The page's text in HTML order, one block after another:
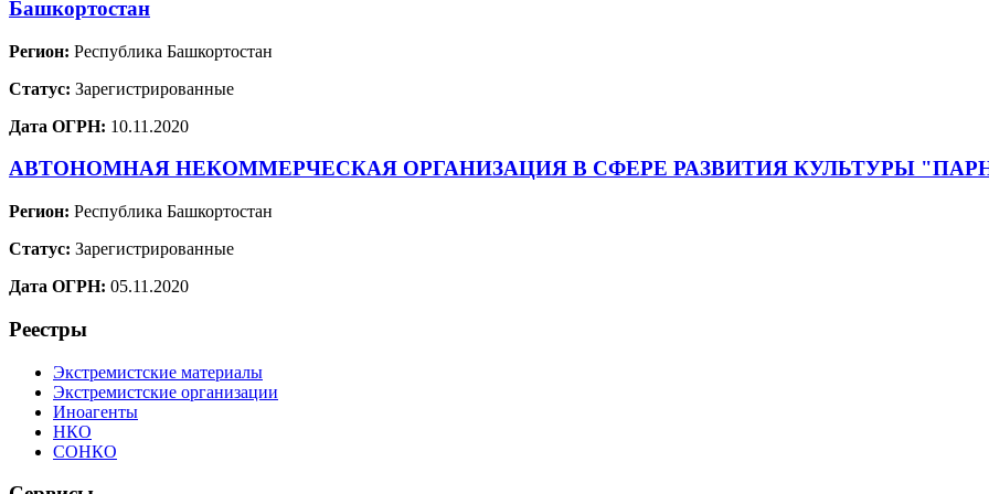
Башкортостан
Регион: Республика Башкортостан
Статус: Зарегистрированные
Дата ОГРН: 10.11.2020
АВТОНОМНАЯ НЕКОММЕРЧЕСКАЯ ОРГАНИЗАЦИЯ В СФЕРЕ РАЗВИТИЯ КУЛЬТУРЫ
Регион: Республика Башкортостан
Статус: Зарегистрированные
Дата ОГРН: 05.11.2020
Реестры
Экстремистские материалы
Экстремистские организации
Иноагенты
НКО
СОНКО